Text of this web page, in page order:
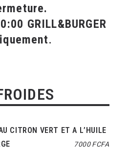
GRILL&BURGER
.
CITRON VERT ET A L’HUILE
7000 FCFA